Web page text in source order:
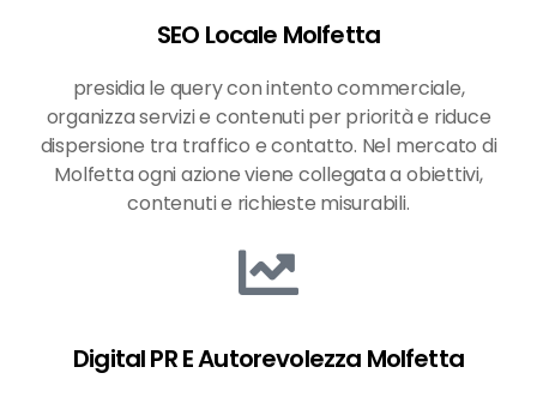
SEO Locale Molfetta
presidia le query con intento commerciale,
organizza servizi e contenuti per priorità e riduce
dispersione tra traffico e contatto. Nel mercato di
Molfetta ogni azione viene collegata a obiettivi,
contenuti e richieste misurabili.
Digital PR E Autorevolezza Molfetta